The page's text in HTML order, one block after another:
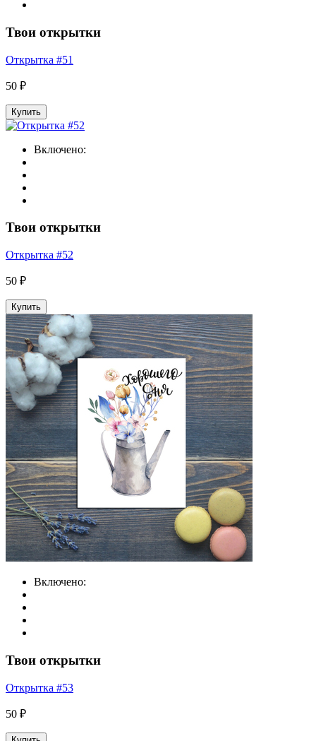
Твои открытки
Открытка #51
50 ₽
Купить
Включено:
Твои открытки
Открытка #52
50 ₽
Купить
Включено:
Твои открытки
Открытка #53
50 ₽